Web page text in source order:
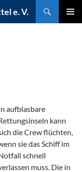
e. V.
aufblasbare
kann
die Crew flüchten,
sie das Schiff im
schnell
muss. Die in